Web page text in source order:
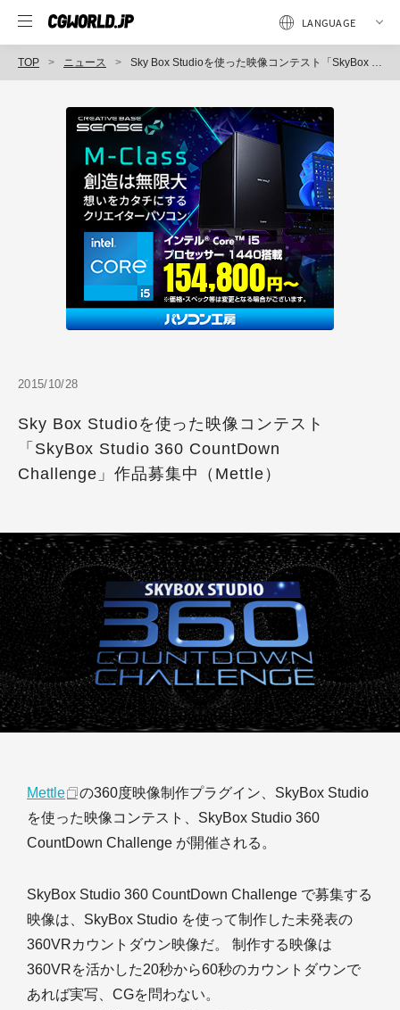
TOP ニュース Sky Box Studioを使った映像コンテスト「SkyBox Studio 360 CountDown Challenge」作品募集中（Mettle）
2015/10/28
Sky Box Studioを使った映像コンテスト
「SkyBox Studio 360 CountDown
Challenge」作品募集中（Mettle）
Mettle
の360度映像制作プラグイン、SkyBox Studio
を使った映像コンテスト、SkyBox Studio 360
CountDown Challenge が開催される。
SkyBox Studio 360 CountDown Challenge で募集する
映像は、SkyBox Studio を使って制作した未発表の
360VRカウントダウン映像だ。 制作する映像は
360VRを活かした20秒から60秒のカウントダウンで
あれば実写、CGを問わない。